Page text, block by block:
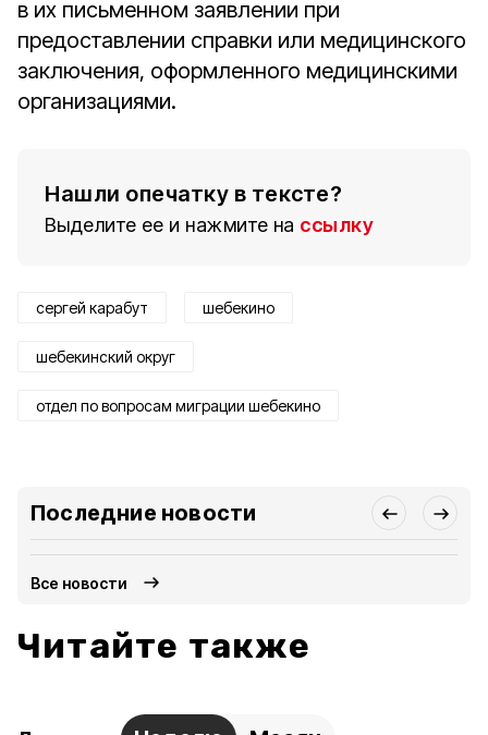
в их письменном заявлении при
предоставлении справки или медицинского
заключения, оформленного медицинскими
организациями.
Нашли опечатку в тексте?
Выделите ее и нажмите на ссылку
сергей карабут шебекино
шебекинский округ
отдел по вопросам миграции шебекино
Последние новости
Все новости
Читайте также